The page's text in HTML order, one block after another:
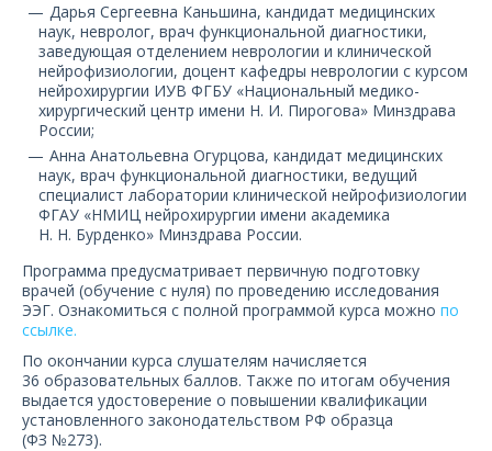
Дарья Сергеевна Каньшина, кандидат медицинских
наук, невролог, врач функциональной диагностики,
заведующая отделением неврологии и клинической
нейрофизиологии, доцент кафедры неврологии с курсом
нейрохирургии ИУВ ФГБУ «Национальный медико-
хирургический центр имени Н. И. Пирогова» Минздрава
России;
Анна Анатольевна Огурцова, кандидат медицинских
наук, врач функциональной диагностики, ведущий
специалист лаборатории клинической нейрофизиологии
ФГАУ «НМИЦ нейрохирургии имени академика
Н. Н. Бурденко» Минздрава России.
Программа предусматривает первичную подготовку
врачей (обучение с нуля) по проведению исследования
ЭЭГ. Ознакомиться с полной программой курса можно по
ссылке.
По окончании курса слушателям начисляется
36 образовательных баллов. Также по итогам обучения
выдается удостоверение о повышении квалификации
установленного законодательством РФ образца
(ФЗ №273).